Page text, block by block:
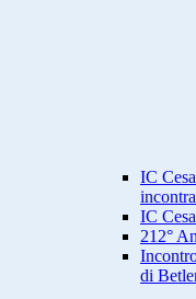
IC
IC
212°
di